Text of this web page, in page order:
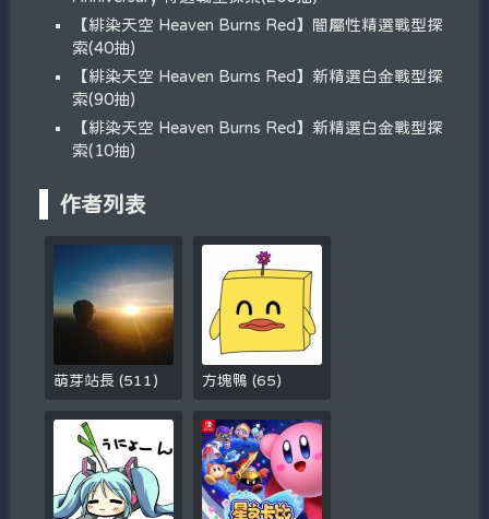
【緋染天空 Heaven Burns Red】闇屬性精選戰型探
索(40抽)
【緋染天空 Heaven Burns Red】新精選白金戰型探
索(90抽)
【緋染天空 Heaven Burns Red】新精選白金戰型探
索(10抽)
作者列表
萌芽站長(511 ) 方塊鴨(65)